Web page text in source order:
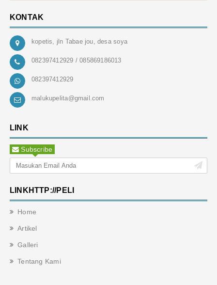
KONTAK
kopetis, jln Tabae jou, desa soya
082397412929 / 085869186013
082397412929
malukupelita@gmail.com
LINK
Subscribe
LINKHTTP://PELI
Home
Artikel
Galleri
Tentang Kami